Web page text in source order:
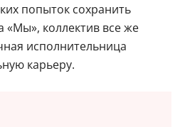
попыток сохранить
«Мы», коллектив все же
исполнительница
карьеру.